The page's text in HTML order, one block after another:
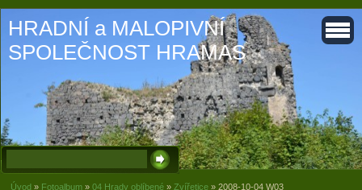
HRADNÍ a MALOPIVNÍ
SPOLEČNOST HRAMAS
Úvod » Fotoalbum » 04 Hrady oblíbené » Zvířetice » 2008-10-04 W03